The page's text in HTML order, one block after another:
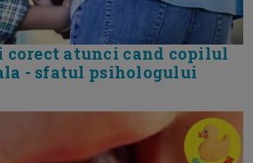
corect atunci cand copilul
- sfatul psihologului